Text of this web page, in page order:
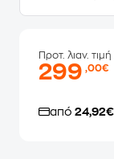
Προτ. λιαν. τιμή
299,00€
από 24,92€